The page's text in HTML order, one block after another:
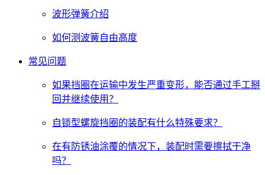
波形弹簧介绍
如何测波簧自由高度
常见问题
如果挡圈在运输中发生严重变形，能否通过手工掰
回并继续使用？
自锁型螺旋挡圈的装配有什么特殊要求？
在有防锈油涂覆的情况下，装配时需要擦拭干净
吗？